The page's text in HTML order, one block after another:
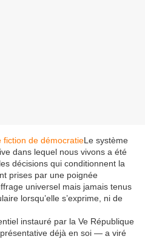
Le système
dans lequel nous vivons a été
décisions qui conditionnent la
prises par une poignée
universel mais jamais tenus
lorsqu’elle s’exprime, ni de
instauré par la Ve République
déjà en soi — a viré